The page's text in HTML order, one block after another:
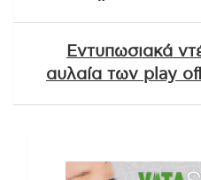
Εντυπωσιακά
αυλαία των play